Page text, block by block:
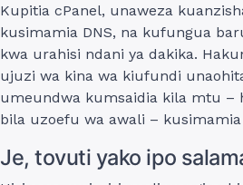
Kupitia cPanel, unaweza
kusimamia DNS, na kufungua
kwa urahisi ndani ya dakika.
ujuzi wa kina wa kiufundi
umeundwa kumsaidia kila mtu –
bila uzoefu wa awali –
Je, tovuti yako ipo